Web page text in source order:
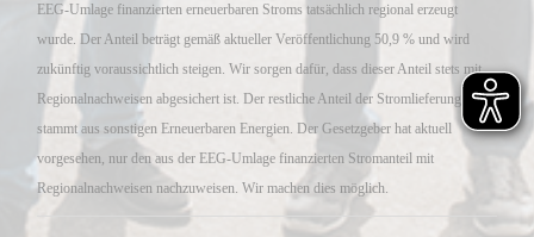
EEG-Umlage finanzierten erneuerbaren Stroms tatsächlich regional erzeugt
wurde. Der Anteil beträgt gemäß aktueller Veröffentlichung 50,9 % und wird
zukünftig voraussichtlich steigen. Wir sorgen dafür, dass dieser Anteil stets mit
Regionalnachweisen abgesichert ist. Der restliche Anteil der Stromlieferung
stammt aus sonstigen Erneuerbaren Energien. Der Gesetzgeber hat aktuell
vorgesehen, nur den aus der EEG-Umlage finanzierten Stromanteil mit
Regionalnachweisen nachzuweisen. Wir machen dies möglich.